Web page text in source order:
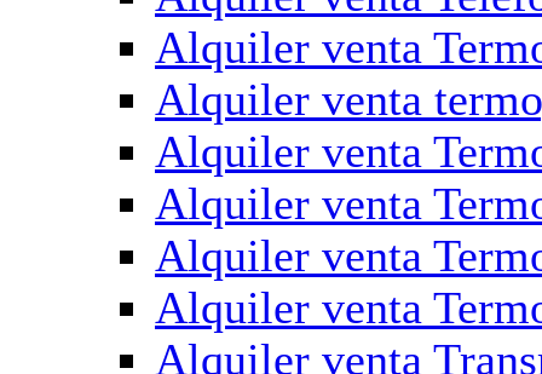
Alquiler venta
Alquiler venta
Alquiler venta
Alquiler venta
Alquiler venta
Alquiler venta
Alquiler venta